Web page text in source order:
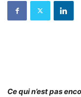
Ce qui n’est pas